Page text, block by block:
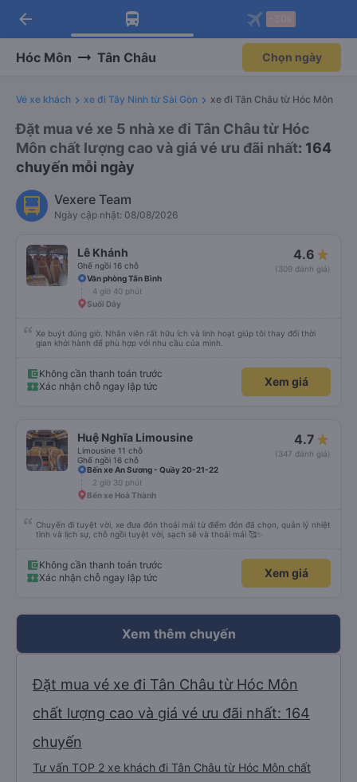
Tải app Vexere ngay!
Nhận ưu đãi thành viên độc
Mở app
Tải app Vexere
-30k/ghế khi đặt vé máy bay qua
Mở app
arrow_back
Hóc Môn Tân Châu Chọn ngày
Vé xe khách xe đi Tây Ninh từ Sài Gòn xe đi Tân Châu từ Hóc Môn
Đặt mua vé xe 5 nhà xe đi Tân Châu từ Hóc
Môn chất lượng cao và giá vé ưu đãi nhất: 164
chuyến mỗi ngày
Vexere Team
Ngày cập nhật: 08/08/2026
Lê Khánh
Ghế ngồi 16 chỗ
4.6
(309 đánh giá)
Văn phòng Tân Bình
4 giờ 40 phút
Suối Dây
Xe buýt đúng giờ. Nhân viên rất hữu ích và linh hoạt giúp tôi thay đổi thời
gian khởi hành để phù hợp với nhu cầu của mình.
Không cần thanh toán trước
Xác nhận chỗ ngay lập tức
Xem giá
Huệ Nghĩa Limousine
Limousine 11 chỗ
Ghế ngồi 16 chỗ
4.7
(347 đánh giá)
Bến xe An Sương - Quầy 20-21-22
2 giờ 30 phút
Bến xe Hoà Thành
Chuyến đi tuyệt vời, xe đưa đón thoải mái từ điểm đón đã chọn, quản lý nhiệt
tình và lịch sự, chỗ ngồi tuyệt vời, sạch sẽ và thoải mái 🥰✨
Không cần thanh toán trước
Xác nhận chỗ ngay lập tức
Xem giá
Xem thêm chuyến
Đặt mua vé xe đi Tân Châu từ Hóc Môn
chất lượng cao và giá vé ưu đãi nhất: 164
chuyến
Tư vấn TOP 2 xe khách đi Tân Châu từ Hóc Môn chất